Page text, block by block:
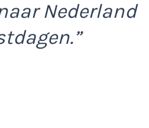
Nederland